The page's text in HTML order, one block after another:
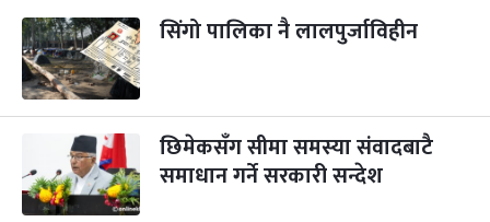
३
मंगल
महानवमी
कार्तिक ३, २०८३
२ महिना बाँकी
४
कार्तिक ४, २०८३ -Oct 21, 2026
५
बिहि
पापा‌ङ्कुशा एकादशी व्रत
कार्तिक ५, २०८३
२ महिना बाँकी
सिंगो पालिका नै लालपुर्जाविहीन
छिमेकसँग सीमा समस्या संवादबाटै
समाधान गर्ने सरकारी सन्देश